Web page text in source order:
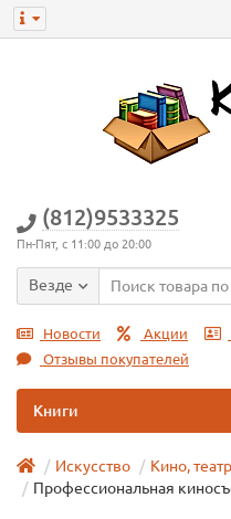
(812)9533325
Пн-Пят, с 11:00 до 20:00
Везде
Новости Акции
Отзывы покупателей
Книги
Искусство
Кино, театр
Профессиональная